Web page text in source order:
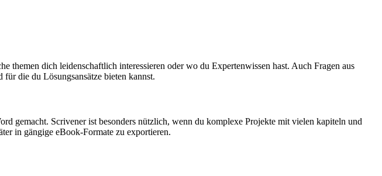
themen dich leidenschaftlich interessieren oder wo du Expertenwissen hast.​ Auch Fragen aus
​die ‌du Lösungsansätze ​bieten ⁣kannst.
gemacht. Scrivener ist besonders nützlich, wenn du ​komplexe Projekte mit vielen kapiteln und
in ‍gängige⁤ eBook-Formate zu‌ exportieren.